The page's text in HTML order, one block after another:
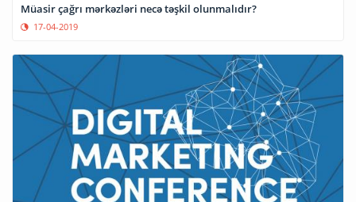
Müasir çağrı mərkəzləri necə təşkil olunmalıdır?
17-04-2019